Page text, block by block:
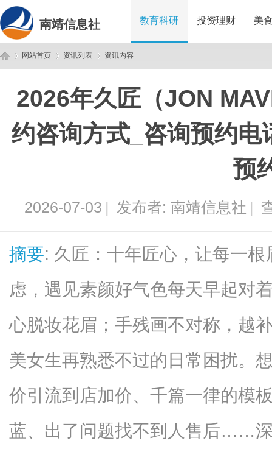
南靖信息社 教育科研 投资理财 美
网站首页
›
资讯列表
›
资讯内容
2026年久匠（JON
约咨询方式_咨询预约
预
2026-07-03 | 发布者: 南靖信息社 |
摘要: 久匠：十年匠心，让每一
虑，遇见素颜好气色每天早起对
心脱妆花眉；手残画不对称，
美女生再熟悉不过的日常困扰。
价引流到店加价、千篇一律的模
蓝、出了问题找不到人售后……